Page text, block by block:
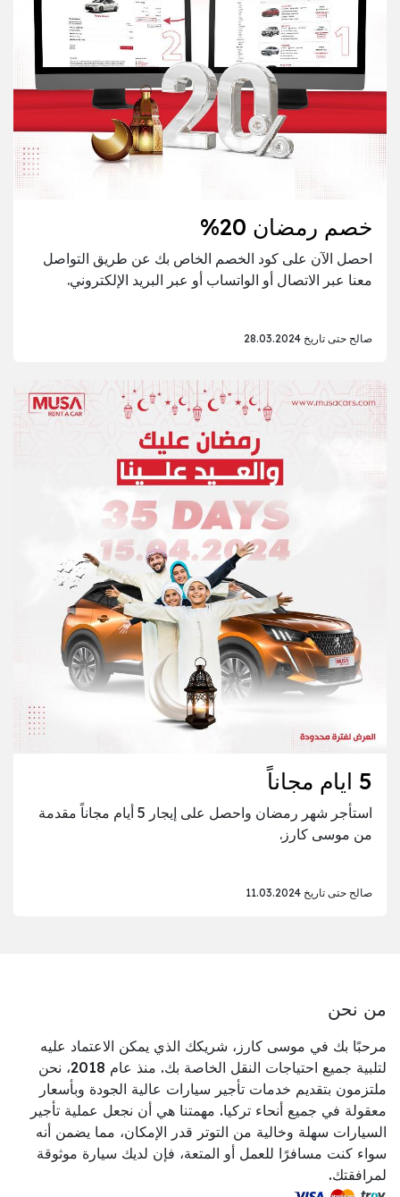
خصم رمضان 20%
احصل الآن على كود الخصم الخاص بك عن طريق التواصل
معنا عبر الاتصال أو الواتساب أو عبر البريد الإلكتروني.
صالح حتى تاريخ 28.03.2024
5 ايام مجاناً
استأجر شهر رمضان واحصل على إيجار 5 أيام مجاناً مقدمة
من موسى كارز.
صالح حتى تاريخ 11.03.2024
من نحن
مرحبًا بك في موسى كارز، شريكك الذي يمكن الاعتماد عليه
لتلبية جميع احتياجات النقل الخاصة بك. منذ عام 2018، نحن
ملتزمون بتقديم خدمات تأجير سيارات عالية الجودة وبأسعار
معقولة في جميع أنحاء تركيا. مهمتنا هي أن نجعل عملية تأجير
السيارات سهلة وخالية من التوتر قدر الإمكان، مما يضمن أنه
سواء كنت مسافرًا للعمل أو المتعة، فإن لديك سيارة موثوقة
لمرافقتك.